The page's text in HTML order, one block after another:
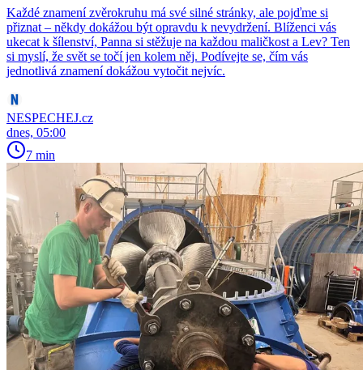
Každé znamení zvěrokruhu má své silné stránky, ale pojďme si
přiznat – někdy dokážou být opravdu k nevydržení. Blíženci vás
ukecat k šílenství, Panna si stěžuje na každou maličkost a Lev? Ten
si myslí, že svět se točí jen kolem něj. Podívejte se, čím vás
jednotlivá znamení dokážou vytočit nejvíc.
NESPECHEJ.cz
dnes, 05:00
7 min